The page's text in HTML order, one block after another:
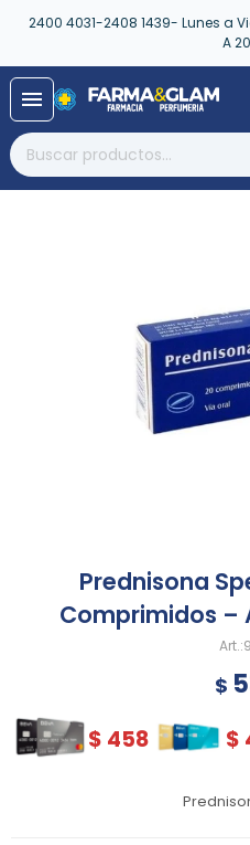
2400 4031-2408 1439- Lunes a
A
menu
Prednisona
Comprimidos
$
$ 458 $